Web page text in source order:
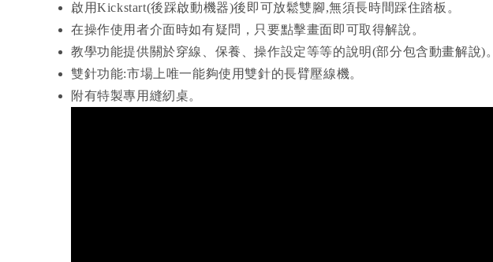
啟用Kickstart(後踩啟動機器)後即可放鬆雙腳,無須長時間踩住踏板。
在操作使用者介面時如有疑問，只要點擊畫面即可取得解說。
教學功能提供關於穿線、保養、操作設定等等的說明(部分包含動畫解說)。
雙針功能:市場上唯一能夠使用雙針的長臂壓線機。
附有特製專用縫紉桌。